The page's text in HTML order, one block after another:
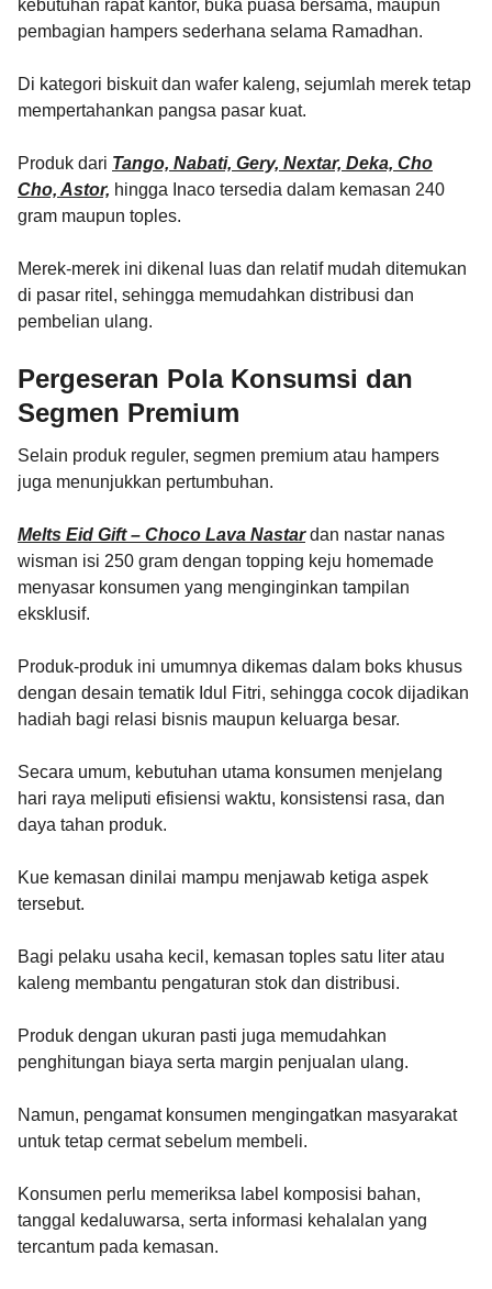
kebutuhan rapat kantor, buka puasa bersama, maupun
pembagian hampers sederhana selama Ramadhan.
Di kategori biskuit dan wafer kaleng, sejumlah merek tetap
mempertahankan pangsa pasar kuat.
Produk dari Tango, Nabati, Gery, Nextar, Deka, Cho
Cho, Astor, hingga Inaco tersedia dalam kemasan 240
gram maupun toples.
Merek-merek ini dikenal luas dan relatif mudah ditemukan
di pasar ritel, sehingga memudahkan distribusi dan
pembelian ulang.
Pergeseran Pola Konsumsi dan
Segmen Premium
Selain produk reguler, segmen premium atau hampers
juga menunjukkan pertumbuhan.
Melts Eid Gift – Choco Lava Nastardan nastar nanas
wisman isi 250 gram dengan topping keju homemade
menyasar konsumen yang menginginkan tampilan
eksklusif.
Produk-produk ini umumnya dikemas dalam boks khusus
dengan desain tematik Idul Fitri, sehingga cocok dijadikan
hadiah bagi relasi bisnis maupun keluarga besar.
Secara umum, kebutuhan utama konsumen menjelang
hari raya meliputi efisiensi waktu, konsistensi rasa, dan
daya tahan produk.
Kue kemasan dinilai mampu menjawab ketiga aspek
tersebut.
Bagi pelaku usaha kecil, kemasan toples satu liter atau
kaleng membantu pengaturan stok dan distribusi.
Produk dengan ukuran pasti juga memudahkan
penghitungan biaya serta margin penjualan ulang.
Namun, pengamat konsumen mengingatkan masyarakat
untuk tetap cermat sebelum membeli.
Konsumen perlu memeriksa label komposisi bahan,
tanggal kedaluwarsa, serta informasi kehalalan yang
tercantum pada kemasan.